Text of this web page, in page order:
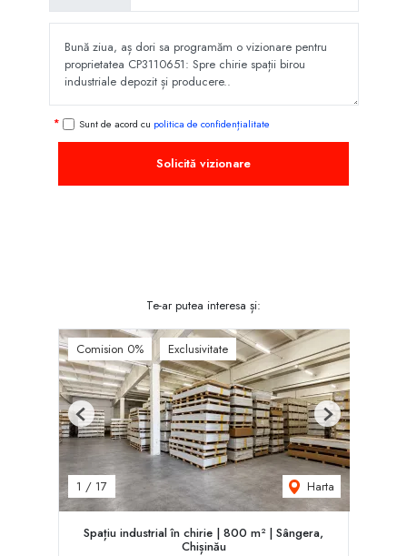
Sunt de acord cu politica de confidențialitate
Solicită vizionare
Te-ar putea interesa și:
Comision 0% Exclusivitate
1 / 17 Harta
Previous Next
Spațiu industrial în chirie | 800 m² | Sângera,
Chișinău